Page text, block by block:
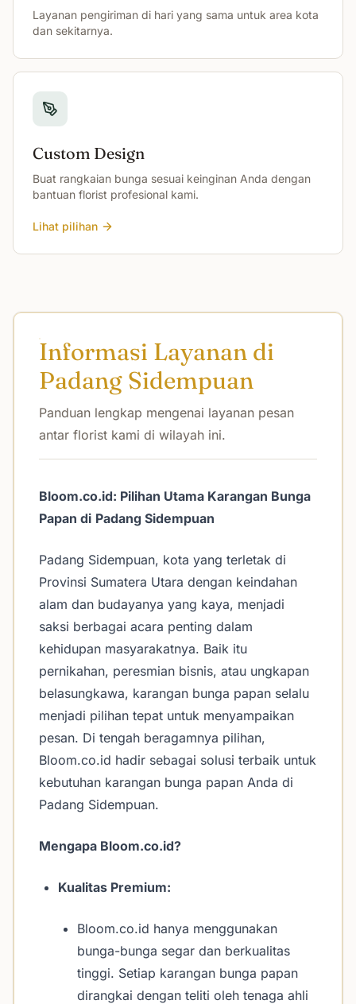
Layanan pengiriman di hari yang sama untuk area kota
dan sekitarnya.
Custom Design
Buat rangkaian bunga sesuai keinginan Anda dengan
bantuan florist profesional kami.
Lihat pilihan
Informasi Layanan di
Padang Sidempuan
Panduan lengkap mengenai layanan pesan
antar florist kami di wilayah ini.
Bloom.co.id: Pilihan Utama Karangan Bunga
Papan di Padang Sidempuan
Padang Sidempuan, kota yang terletak di
Provinsi Sumatera Utara dengan keindahan
alam dan budayanya yang kaya, menjadi
saksi berbagai acara penting dalam
kehidupan masyarakatnya. Baik itu
pernikahan, peresmian bisnis, atau ungkapan
belasungkawa, karangan bunga papan selalu
menjadi pilihan tepat untuk menyampaikan
pesan. Di tengah beragamnya pilihan,
Bloom.co.id hadir sebagai solusi terbaik untuk
kebutuhan karangan bunga papan Anda di
Padang Sidempuan.
Mengapa Bloom.co.id?
Kualitas Premium:
Bloom.co.id hanya menggunakan
bunga-bunga segar dan berkualitas
tinggi. Setiap karangan bunga papan
dirangkai dengan teliti oleh tenaga ahli